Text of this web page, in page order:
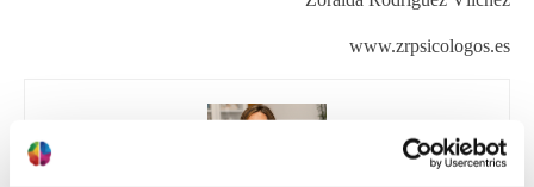
www.zrpsicologos.es